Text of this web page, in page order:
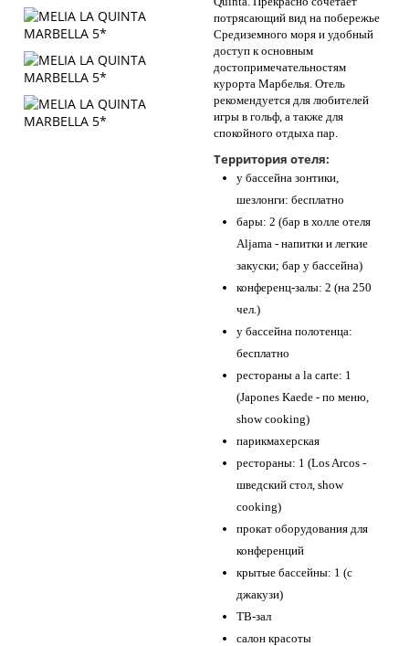
потрясающий вид на побережье
Средиземного моря и удобный
доступ к основным
достопримечательностям
курорта Марбелья. Отель
рекомендуется для любителей
игры в гольф, а также для
спокойного отдыха пар.
Территория отеля:
у бассейна зонтики,
шезлонги: бесплатно
бары: 2 (бар в холле отеля
Aljama - напитки и легкие
закуски; бар у бассейна)
конференц-залы: 2 (на 250
чел.)
у бассейна полотенца:
бесплатно
рестораны a la carte: 1
(Japones Kaede - по меню,
show cooking)
парикмахерская
рестораны: 1 (Los Arcos -
шведский стол, show
cooking)
прокат оборудования для
конференций
крытые бассейны: 1 (с
джакузи)
ТВ-зал
салон красоты